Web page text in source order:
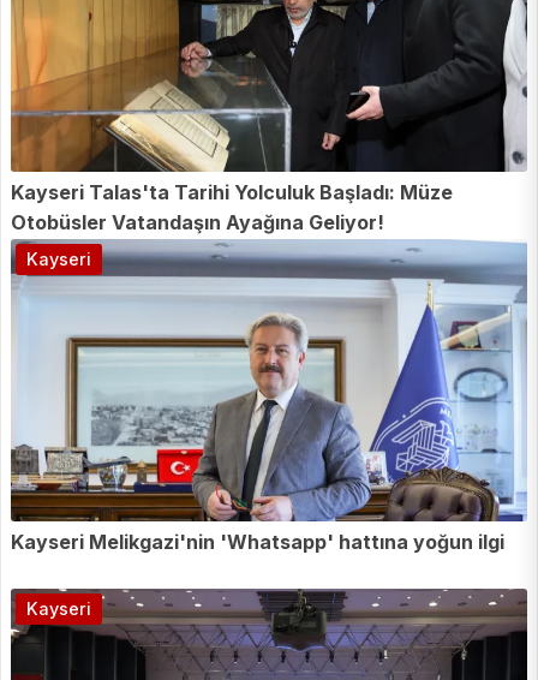
Kayseri Talas'ta Tarihi Yolculuk Başladı: Müze
Otobüsler Vatandaşın Ayağına Geliyor!
Kayseri Melikgazi'nin 'Whatsapp' hattına yoğun ilgi
Kayseri
Kayseri